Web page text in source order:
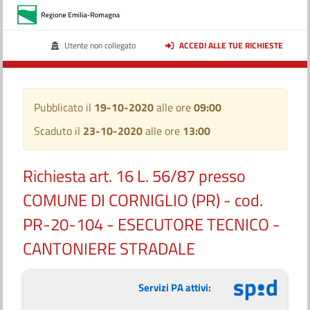
Utente non collegato ACCEDI ALLE TUE RICHIESTE
Pubblicato il 19-10-2020alle ore09:00
Scaduto il 23-10-2020alle ore 13:00
Richiesta art. 16 L. 56/87 presso
COMUNE DI CORNIGLIO (PR) - cod.
PR-20-104 - ESECUTORE TECNICO -
CANTONIERE STRADALE
Servizi PA attivi: